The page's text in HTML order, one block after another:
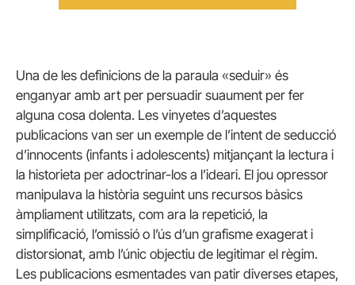
Una de les definicions de la paraula «seduir» és
enganyar amb art per persuadir suaument per fer
alguna cosa dolenta. Les vinyetes d’aquestes
publicacions van ser un exemple de l’intent de seducció
d’innocents (infants i adolescents) mitjançant la lectura i
la historieta per adoctrinar-los a l’ideari. El jou opressor
manipulava la història seguint uns recursos bàsics
àmpliament utilitzats, com ara la repetició, la
simplificació, l’omissió o l’ús d’un grafisme exagerat i
distorsionat, amb l’únic objectiu de legitimar el règim.
Les publicacions esmentades van patir diverses etapes,